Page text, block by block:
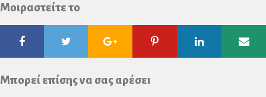
Μοιραστείτε το
FacebookTwitter Google
Plus
Pinterest Linkedin
Μπορεί επίσης να σας αρέσει